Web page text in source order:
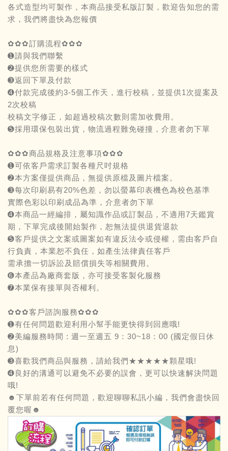
各式造型均可製作，本商品接受私版訂製，歡迎告知您的需
求，我們將盡快為您報價
✿✿✿訂購流程✿✿✿
➊請與我們聯繫
➋提供您所需要的樣式
➌返回下單及付款
➍付款完成後約3-5個工作天，進行校稿，並提供1次提案及
2次校稿
校稿文字修正，如超過校稿次數則需加收費用。
➎採用環保包裝出貨，物流過程難免碰撞，介意者勿下單
✿✿✿商品規格及注意事項✿✿✿
➊可依客戶需求訂製各種尺吋規格
➋本方案僅提供商品，無提供原檔及圖片檔案。
➌每次印刷易有20%色差，勿以螢幕印表機色為校色基準
實際色彩以印刷成品為準，介意者勿下單
➍本商品一經編排，屬知識作品或訂製品，不適用7天鑑賞
期，下單完成後開始製作，恕無法提供退貨退款
➎客戶提供之文案或圖案如有違反法令或侵權，需由客戶自
行負責，本業恕不負任，如產生法律責任客戶
需承擔一切訴訟及賠償損失等相關費用。
➏本產品為廠商套版，亦可接受客製化服務
➐本業保有接單與否權利。
✿✿✿客戶諮詢服務✿✿✿
➊有任何問題歡迎利用小幫手能更快得到回應哦!
➋美編服務時間 : 週一至週五 9：30~18：00 (國定假日休
息)
➌喜歡我們商品與服務，請給我們★★★★★顆星哦!
➍良好的溝通可以避免不必要的誤會，更可以快速解決問題
哦!
☻下單前若有任何問題，歡迎聊聊私訊小編，我們會盡快回
覆您喔☻